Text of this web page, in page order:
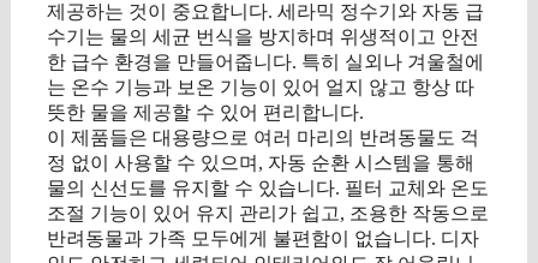
제공하는 것이 중요합니다. 세라믹 정수기와 자동 급
수기는 물의 세균 번식을 방지하며 위생적이고 안전
한 급수 환경을 만들어줍니다. 특히 실외나 겨울철에
는 온수 기능과 보온 기능이 있어 얼지 않고 항상 따
뜻한 물을 제공할 수 있어 편리합니다.
이 제품들은 대용량으로 여러 마리의 반려동물도 걱
정 없이 사용할 수 있으며, 자동 순환 시스템을 통해
물의 신선도를 유지할 수 있습니다. 필터 교체와 온도
조절 기능이 있어 유지 관리가 쉽고, 조용한 작동으로
반려동물과 가족 모두에게 불편함이 없습니다. 디자